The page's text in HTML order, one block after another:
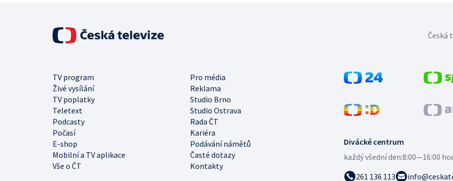
Divácké centrum
každý všední den:8:00—16:00
261 136 113
TV program
Pro média
Živé vysílání
Reklama
TV poplatky
Studio Brno
Teletext
Studio Ostrava
Podcasty
Rada ČT
Počasí
Kariéra
E-shop
Podávání námětů
Mobilní a TV aplikace
Časté dotazy
Vše o ČT
Kontakty
Česká